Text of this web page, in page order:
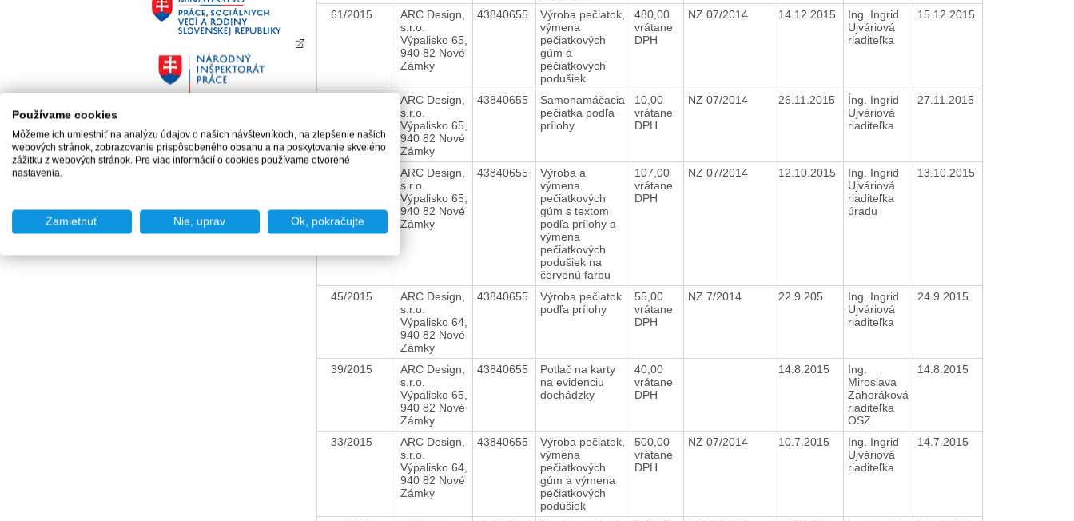
61/2015
ARC Design,
s.r.o.
Výpalisko 65,
940 82 Nové
Zámky
43840655
Výroba pečiatok,
výmena
pečiatkových
gúm a
pečiatkových
podušiek
480,00
vrátane
DPH
NZ 07/2014 14.12.2015
Ing. Ingrid
Ujváriová
riaditeľka
15.12.2015
ARC Design,
s.r.o.
Výpalisko 65,
940 82 Nové
Zámky
43840655
Samonamáčacia
pečiatka podľa
prílohy
10,00
vrátane
DPH
NZ 07/2014 26.11.2015
Íng. Ingrid
Ujváriová
riaditeľka
27.11.2015
ARC Design,
s.r.o.
Výpalisko 65,
940 82 Nové
Zámky
43840655
Výroba a
výmena
pečiatkových
gúm s textom
podľa prílohy a
výmena
pečiatkových
podušiek na
červenú farbu
107,00
vrátane
DPH
NZ 07/2014 12.10.2015
Ing. Ingrid
Ujváriová
riaditeľka
úradu
13.10.2015
45/2015
ARC Design,
s.r.o.
Výpalisko 64,
940 82 Nové
Zámky
43840655
Výroba pečiatok
podľa prílohy
55,00
vrátane
DPH
NZ 7/2014 22.9.205
Ing. Ingrid
Ujváriová
riaditeľka
24.9.2015
39/2015
ARC Design,
s.r.o.
Výpalisko 65,
940 82 Nové
Zámky
43840655
Potlač na karty
na evidenciu
dochádzky
40,00
vrátane
DPH
14.8.2015
Ing.
Miroslava
Zahoráková
riaditeľka
OSZ
14.8.2015
33/2015
ARC Design,
s.r.o.
Výpalisko 64,
940 82 Nové
Zámky
43840655
Výroba pečiatok,
výmena
pečiatkových
gúm a výmena
pečiatkových
podušiek
500,00
vrátane
DPH
NZ 07/2014 10.7.2015
Ing. Ingrid
Ujváriová
riaditeľka
14.7.2015
Používame cookies
Môžeme ich umiestniť na analýzu údajov o našich návštevníkoch, na zlepšenie našich
webových stránok, zobrazovanie prispôsobeného obsahu a na poskytovanie skvelého
zážitku z webových stránok. Pre viac informácií o cookies používame otvorené
nastavenia.
Zamietnuť Nie, uprav Ok, pokračujte